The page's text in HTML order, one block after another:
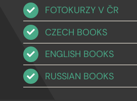
FOTOKURZY V ČR
CZECH BOOKS
ENGLISH BOOKS
RUSSIAN BOOKS